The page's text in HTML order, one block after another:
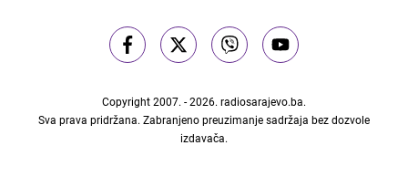
Copyright 2007. - 2026. radiosarajevo.ba.
Sva prava pridržana. Zabranjeno preuzimanje sadržaja bez dozvole
izdavača.